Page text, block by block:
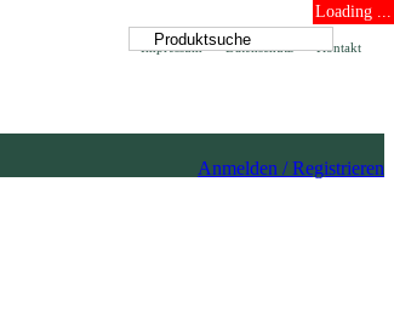
Loading ...
Kontakt
Datenschutz
Impressum
Anmelden / Registrieren